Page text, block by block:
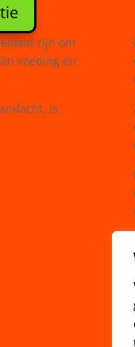
zijn om
voeding en
is